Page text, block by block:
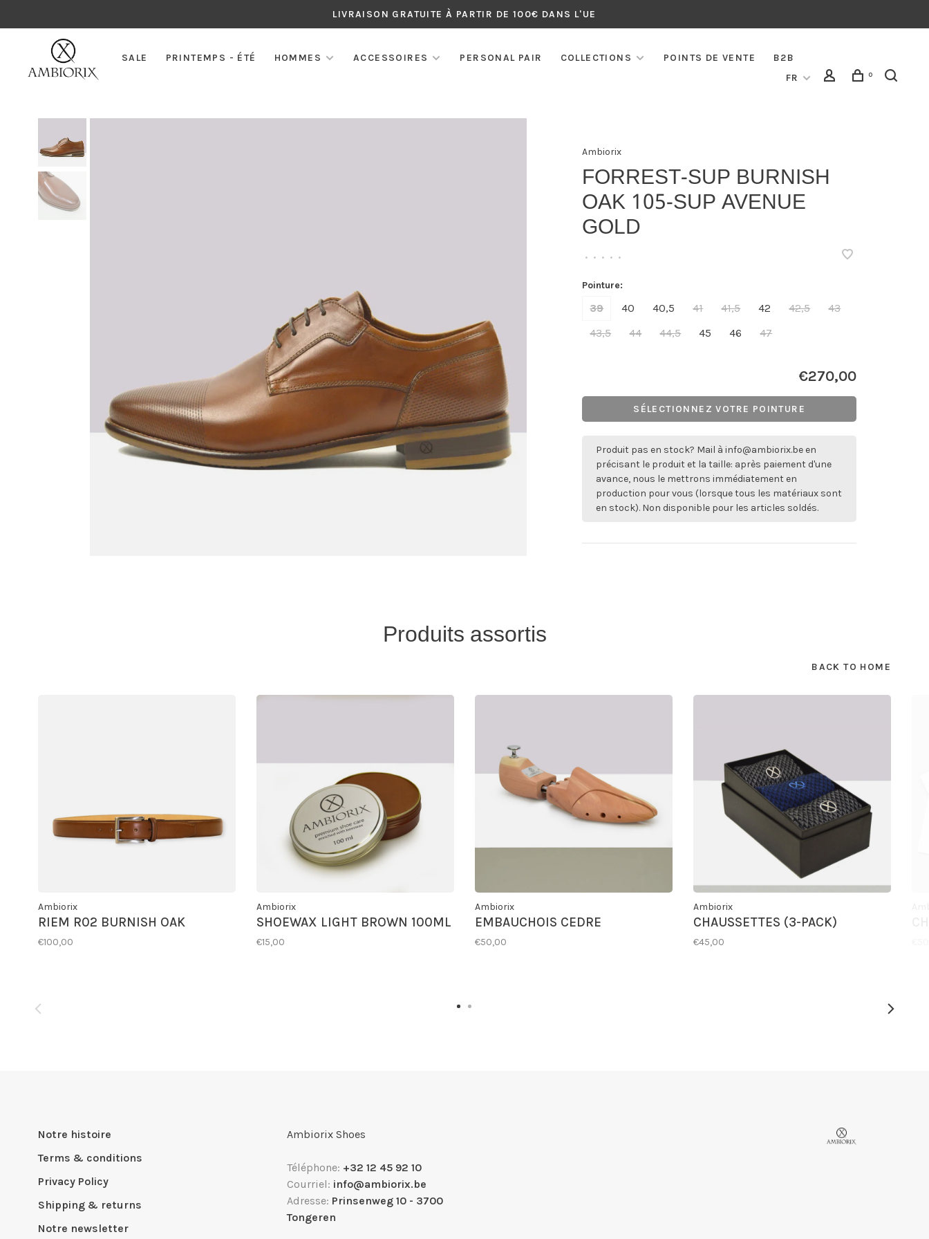
LIVRAISON GRATUITE À PARTIR DE 100€ DANS L'UE
SALE PRINTEMPS - ÉTÉ HOMMES ACCESSOIRES PERSONAL PAIR COLLECTIONS POINTS DE VENTE
B2B
FR
0
Ambiorix
FORREST-SUP BURNISH
OAK 105-SUP AVENUE
GOLD
• • • • •
Pointure:
39 40 40,5 41 41,5 42 42,5
43
43,5
44 44,5 45 46 47
€270,00
SÉLECTIONNEZ VOTRE POINTURE
Produit pas en stock? Mail àinfo@ambiorix.be en
précisant le produit et la taille: après paiement d'une
avance, nous le mettrons immédiatement en
production pour vous (lorsque tous les matériaux sont
en stock). Non disponible pour les articles soldés.
Produits assortis
BACK TO HOME
Ambiorix
RIEM R02 BURNISH OAK
€100,00
Ambiorix
SHOEWAX LIGHT BROWN 100ML
€15,00
Ambiorix
EMBAUCHOIS CEDRE
€50,00
Ambiorix
CHAUSSETTES (3-PACK)
€45,00
Notre histoire
Terms & conditions
Privacy Policy
Shipping & returns
Notre newsletter
Ambiorix Shoes
Téléphone: +32 12 45 92 10
Courriel: info@ambiorix.be
Adresse: Prinsenweg 10 - 3700
Tongeren